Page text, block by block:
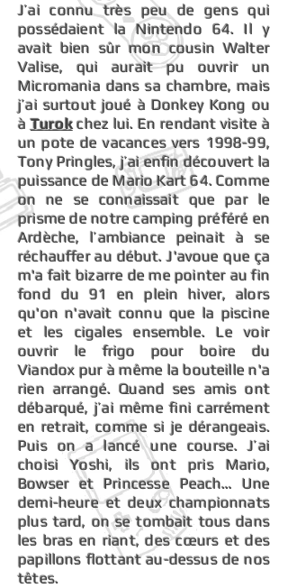
J’ai connu très peu de gens qui
possédaient la Nintendo 64. Il y
avait bien sûr mon cousin Walter
Valise, qui aurait pu ouvrir un
Micromania dans sa chambre, mais
j’ai surtout joué à Donkey Kong ou
àTurokchez lui. En rendant visite à
un pote de vacances vers 1998-99,
Tony Pringles, j’ai enfin découvert la
puissance de Mario Kart 64. Comme
on ne se connaissait que par le
prisme de notre camping préféré en
Ardèche, l’ambiance peinait à se
réchauffer au début. J'avoue que ça
m'a fait bizarre de me pointer au fin
fond du 91 en plein hiver, alors
qu'on n'avait connu que la piscine
et les cigales ensemble. Le voir
ouvrir le frigo pour boire du
Viandox pur à même la bouteille n'a
rien arrangé. Quand ses amis ont
débarqué, j’ai même fini carrément
en retrait, comme si je dérangeais.
Puis on a lancé une course. J’ai
choisi Yoshi, ils ont pris Mario,
Bowser et Princesse Peach… Une
demi-heure et deux championnats
plus tard, on se tombait tous dans
les bras en riant, des cœurs et des
papillons flottant au-dessus de nos
têtes.